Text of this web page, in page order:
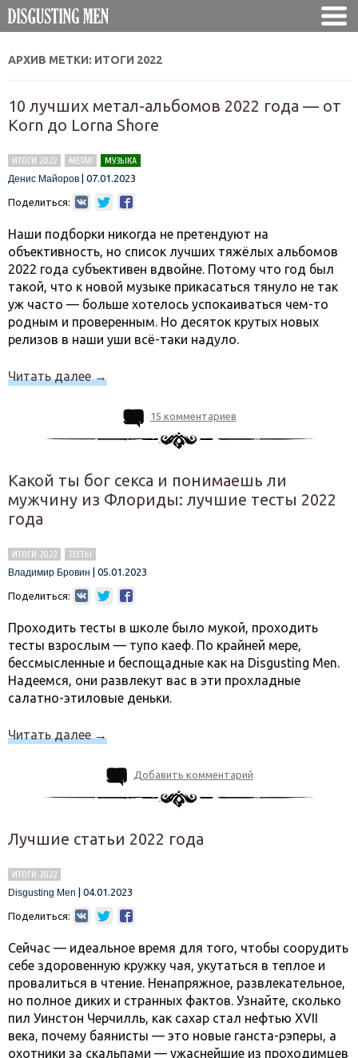
АРХИВ МЕТКИ: ИТОГИ 2022
10 лучших метал-альбомов 2022 года — от
Korn до Lorna Shore
ИТОГИ 2022 МЕТАЛ
МУЗЫКА
Денис Майоров
07.01.2023
Поделиться:
Наши подборки никогда не претендуют на
объективность, но список лучших тяжёлых альбомов
2022 года субъективен вдвойне. Потому что год был
такой, что к новой музыке прикасаться тянуло не так
уж часто — больше хотелось успокаиваться чем-то
родным и проверенным. Но десяток крутых новых
релизов в наши уши всё-таки надуло.
Читать далее→
15 комментариев
Какой ты бог секса и понимаешь ли
мужчину из Флориды: лучшие тесты 2022
года
ИТОГИ 2022
ТЕСТЫ
Владимир Бровин
05.01.2023
Поделиться:
Проходить тесты в школе было мукой, проходить
тесты взрослым — тупо каеф. По крайней мере,
бессмысленные и беспощадные как на Disgusting Men.
Надеемся, они развлекут вас в эти прохладные
салатно-этиловые деньки.
Читать далее→
Добавить комментарий
Лучшие статьи 2022 года
ИТОГИ 2022
Disgusting Men
04.01.2023
Поделиться:
Сейчас — идеальное время для того, чтобы соорудить
себе здоровенную кружку чая, укутаться в теплое и
провалиться в чтение. Ненапряжное, развлекательное,
но полное диких и странных фактов. Узнайте, сколько
пил Уинстон Черчилль, как сахар стал нефтью XVII
века, почему баянисты — это новые ганста-рэперы, а
охотники за скальпами — ужаснейшие из проходимцев